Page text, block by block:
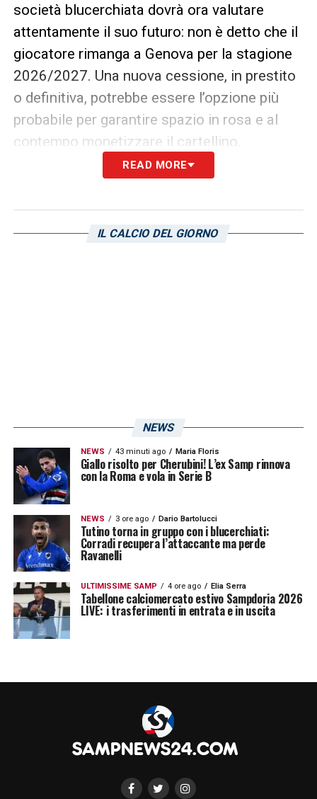
società blucerchiata dovrà ora valutare
attentamente il suo futuro: non è detto che il
giocatore rimanga a Genova per la stagione
2026/2027. Una nuova cessione, in prestito
o definitiva, potrebbe essere l’opzione più
probabile per garantire spazio in rosa e al
contempo monetizzare il cartellino.
Sampdoria, strategie per l’attacco
Il ritorno di Tutino permette alla Sampdoria di
rivedere le proprie strategie offensive in
blucerchiata.
LA PLAYLIST DELLE NOSTRE TOP NEWS
READ MORE
IL CALCIO DEL GIORNO
NEWS
NEWS 43 minuti ago Maria Floris
Giallo risolto per Cherubini! L’ex Samp rinnova
con la Roma e vola in Serie B
NEWS 3 ore ago Dario Bartolucci
Tutino torna in gruppo con i blucerchiati:
Corradi recupera l’attaccante ma perde
Ravanelli
ULTIMISSIME SAMP 4 ore ago Elia Serra
Tabellone calciomercato estivo Sampdoria 2026
LIVE: i trasferimenti in entrata e in uscita